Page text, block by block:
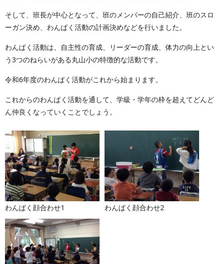
そして、班長が中心となって、班のメンバーの自己紹介、班のスロ
ーガン決め、わんぱく活動の計画決めなどを行いました。
わんぱく活動は、自主性の育成、リーダーの育成、体力の向上とい
う3つのねらいがある丸山小の特徴的な活動です。
令和6年度のわんぱく活動がこれから始まります。
これからのわんぱく活動を通して、学級・学年の枠を超えてどんど
ん仲良くなっていくことでしょう。
わんぱく顔合わせ1 わんぱく顔合わせ2